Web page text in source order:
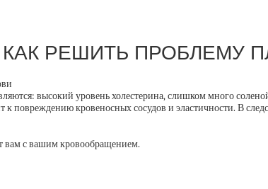
РЕШИТЬ ПРОБЛЕМУ
высокий уровень холестерина, слишком много
повреждению кровеносных сосудов и эластичности. В
с вашим кровообращением.